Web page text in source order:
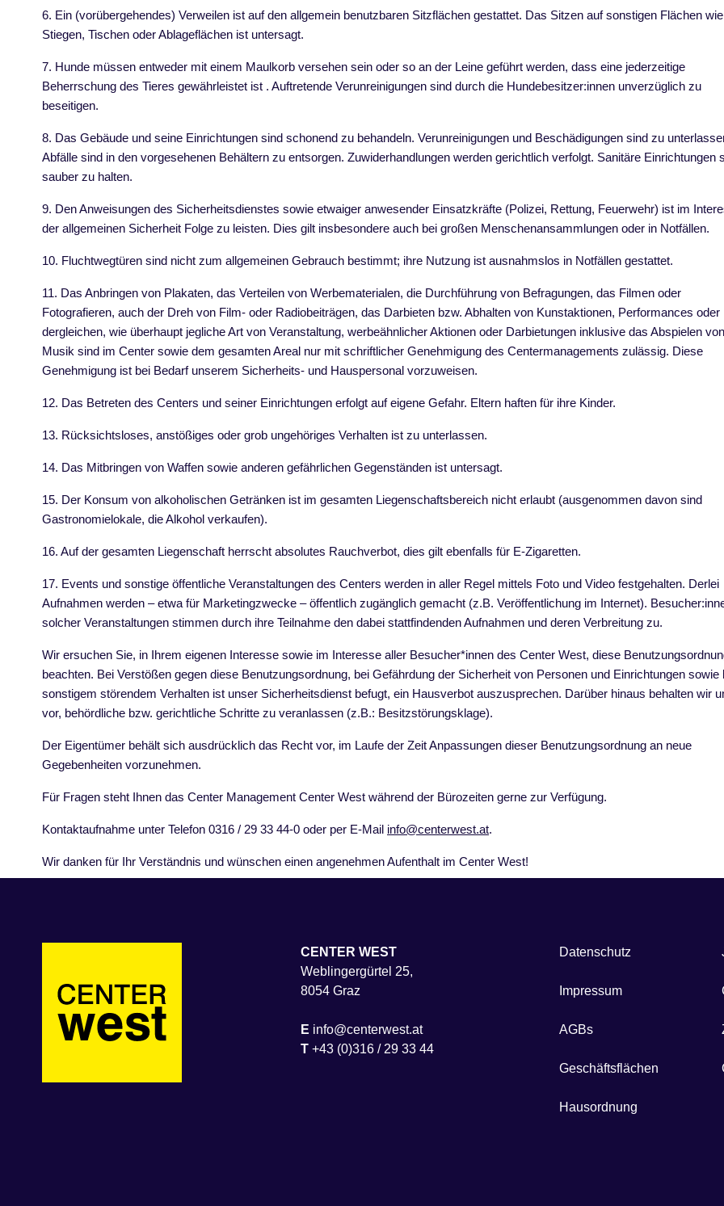
6. Ein (vorübergehendes) Verweilen ist auf den allgemein benutzbaren Sitzflächen gestattet. Das Sitzen auf sonstigen Flächen wie
Stiegen, Tischen oder Ablageflächen ist untersagt.
7. Hunde müssen entweder mit einem Maulkorb versehen sein oder so an der Leine geführt werden, dass eine jederzeitige
Beherrschung des Tieres gewährleistet ist . Auftretende Verunreinigungen sind durch die Hundebesitzer:innen unverzüglich zu
beseitigen.
8. Das Gebäude und seine Einrichtungen sind schonend zu behandeln. Verunreinigungen und Beschädigungen sind zu
Abfälle sind in den vorgesehenen Behältern zu entsorgen. Zuwiderhandlungen werden gerichtlich verfolgt. Sanitäre Einrichtungen
sauber zu halten.
9. Den Anweisungen des Sicherheitsdienstes sowie etwaiger anwesender Einsatzkräfte (Polizei, Rettung, Feuerwehr) ist im
der allgemeinen Sicherheit Folge zu leisten. Dies gilt insbesondere auch bei großen Menschenansammlungen oder in Notfällen.
10. Fluchtwegtüren sind nicht zum allgemeinen Gebrauch bestimmt; ihre Nutzung ist ausnahmslos in Notfällen gestattet.
11. Das Anbringen von Plakaten, das Verteilen von Werbematerialen, die Durchführung von Befragungen, das Filmen oder
Fotografieren, auch der Dreh von Film- oder Radiobeiträgen, das Darbieten bzw. Abhalten von Kunstaktionen, Performances oder
dergleichen, wie überhaupt jegliche Art von Veranstaltung, werbeähnlicher Aktionen oder Darbietungen inklusive das Abspielen von
Musik sind im Center sowie dem gesamten Areal nur mit schriftlicher Genehmigung des Centermanagements zulässig. Diese
Genehmigung ist bei Bedarf unserem Sicherheits- und Hauspersonal vorzuweisen.
12. Das Betreten des Centers und seiner Einrichtungen erfolgt auf eigene Gefahr. Eltern haften für ihre Kinder.
13. Rücksichtsloses, anstößiges oder grob ungehöriges Verhalten ist zu unterlassen.
14. Das Mitbringen von Waffen sowie anderen gefährlichen Gegenständen ist untersagt.
15. Der Konsum von alkoholischen Getränken ist im gesamten Liegenschaftsbereich nicht erlaubt (ausgenommen davon sind
Gastronomielokale, die Alkohol verkaufen).
16. Auf der gesamten Liegenschaft herrscht absolutes Rauchverbot, dies gilt ebenfalls für E-Zigaretten.
17. Events und sonstige öffentliche Veranstaltungen des Centers werden in aller Regel mittels Foto und Video festgehalten. Derlei
Aufnahmen werden – etwa für Marketingzwecke – öffentlich zugänglich gemacht (z.B. Veröffentlichung im Internet).
solcher Veranstaltungen stimmen durch ihre Teilnahme den dabei stattfindenden Aufnahmen und deren Verbreitung zu.
Wir ersuchen Sie, in Ihrem eigenen Interesse sowie im Interesse aller Besucher*innen des Center West, diese
beachten. Bei Verstößen gegen diese Benutzungsordnung, bei Gefährdung der Sicherheit von Personen und Einrichtungen sowie
sonstigem störendem Verhalten ist unser Sicherheitsdienst befugt, ein Hausverbot auszusprechen. Darüber hinaus behalten wir
vor, behördliche bzw. gerichtliche Schritte zu veranlassen (z.B.: Besitzstörungsklage).
Der Eigentümer behält sich ausdrücklich das Recht vor, im Laufe der Zeit Anpassungen dieser Benutzungsordnung an neue
Gegebenheiten vorzunehmen.
Für Fragen steht Ihnen das Center Management Center West während der Bürozeiten gerne zur Verfügung.
Kontaktaufnahme unter Telefon 0316 / 29 33 44-0 oder per E-Mail info@centerwest.at.
Wir danken für Ihr Verständnis und wünschen einen angenehmen Aufenthalt im Center West!
CENTER WEST
Weblingergürtel 25,
8054 Graz
E info@centerwest.at
T +43 (0)316 / 29 33 44
Datenschutz
Impressum
AGBs
Geschäftsflächen
Hausordnung